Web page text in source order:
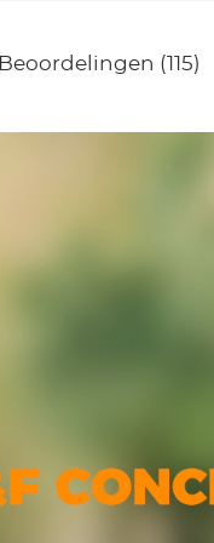
Beoordelingen (115)